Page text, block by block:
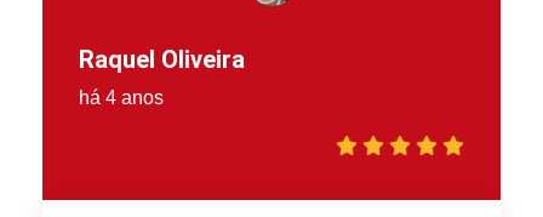
Raquel Oliveira
há 4 anos